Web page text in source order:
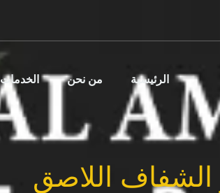
الرئيسية من نحن الخدمات
الشفاف اللاصق